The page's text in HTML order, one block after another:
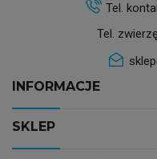
Tel.
Tel.
INFORMACJE
SKLEP